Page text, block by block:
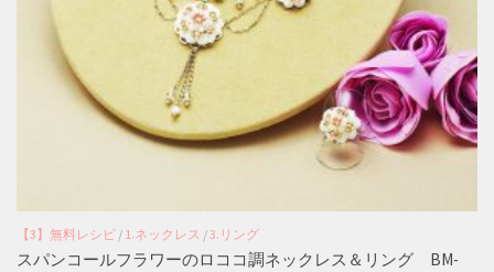
【3】無料レシピ / 1.ネックレス /3.リング
スパンコールフラワーのロココ調ネックレス＆リング BM-